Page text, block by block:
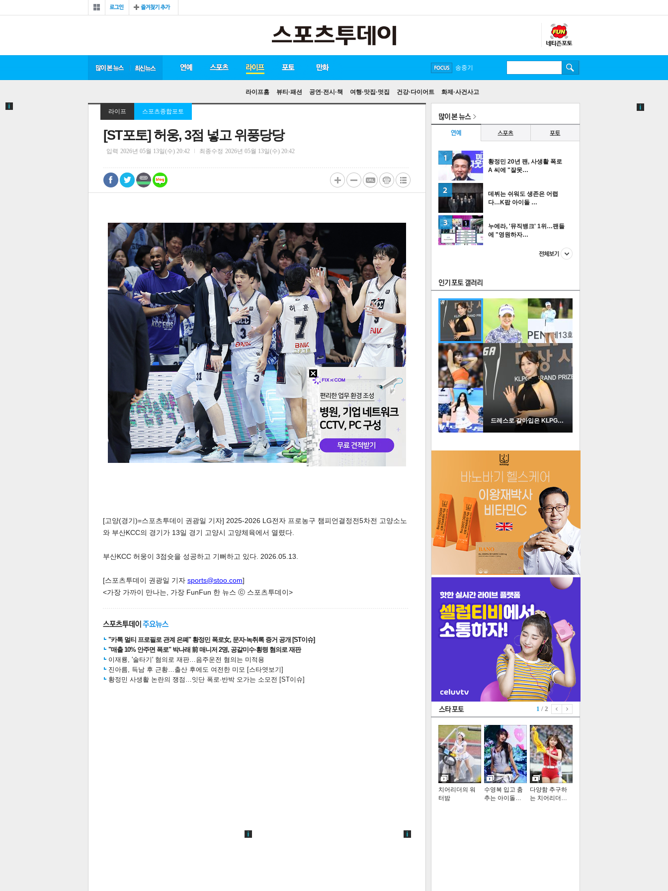
로그 즐겨찾기
최신 뉴스 연예 스포츠 라이프
라이프홈 뷰티·패션 공연·전시·책 여행·맛집·멋집 건강·다이어트 화제·사건사고
포토
만화
FOCUS
방탄소년단
손흥민
유아인
송중기
라이프 스포츠종합포토
[ST포토] 허웅, 3점 넣고 위풍당당
입력 2026년 05월 13일(수) 20:42 최종수정 2026년 05월 13일(수) 20:42
트위 밴드 네이
댓글
0
텍스 텍스 url 복 인쇄
[고양(경기)=스포츠투데이 권광일 기자] 2025-2026 LG전자 프로농구 챔피언결정전5차전 고양소노
와 부산KCC의 경기가 13일 경기 고양시 고양체육에서 열렸다.
부산KCC 허웅이 3점슛을 성공하고 기뻐하고 있다. 2026.05.13.
[스포츠투데이 권광일 기자 sports@stoo.com]
<가장 가까이 만나는, 가장 FunFun 한 뉴스 ⓒ 스포츠투데이>
"카톡 멀티 프로필로 관계 은폐" 황정민 폭로女, 문자·녹취록 증거 공개 [ST이슈]
"매출 10% 안주면 폭로" 박나래 前 매니저 2명, 공갈미수·횡령 혐의로 재판
이재룡, '술타기' 혐의로 재판…음주운전 혐의는 미적용
진아름, 득남 후 근황…출산 후에도 여전한 미모 [스타엿보기]
황정민 사생활 논란의 쟁점…잇단 폭로·반박 오가는 소모전 [ST이슈]
많이 본 뉴스
연예
스포츠 포토
황정민 20년 팬, 사생활 폭로
A 씨에 "잘못…
2
데뷔는 쉬워도 생존은 어렵
다…K팝 아이돌 …
누에라, '뮤직뱅크' 1위…팬들
에 "영원하자…
더보기
인기포토
드레스로 갈아입은 KLPGA …
1 / 2
치어리더의 워
터밤
수영복 입고 춤
추는 아이돌…
다양함 추구하
는 치어리더…